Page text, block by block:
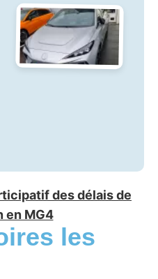
des délais de
en MG4
les